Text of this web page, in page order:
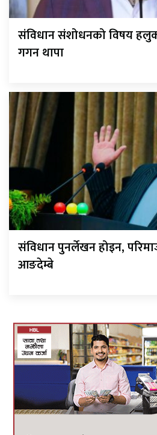
संविधान संशोधनको विषय
गगन थापा
संविधान पुनर्लेखन होइन,
आङदेम्बे